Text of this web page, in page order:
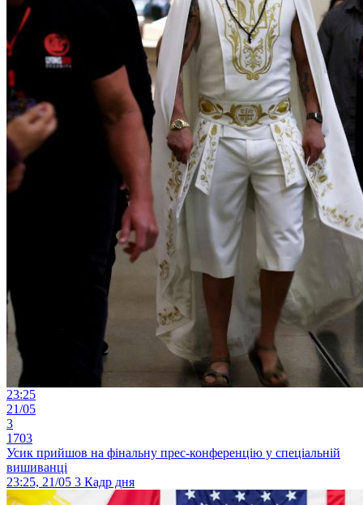
23:25
21/05
3
1703
Усик прийшов на фінальну прес-конференцію у спеціальній
вишиванці
23:25, 21/05 3 Кадр дня